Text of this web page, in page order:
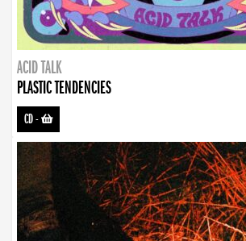
ACID TALK
PLASTIC TENDENCIES
CD-